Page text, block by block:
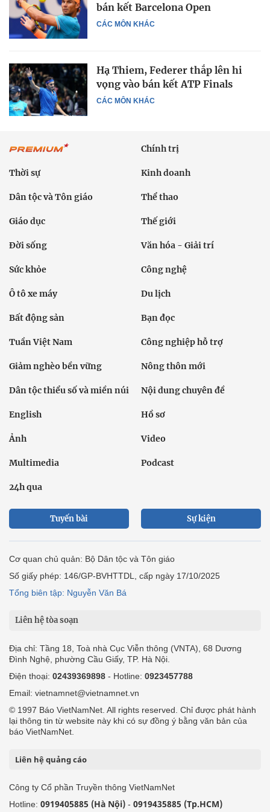
CÁC MÔN KHÁC
bán kết Barcelona Open
CÁC MÔN KHÁC
Hạ Thiem, Federer thắp lên hi
vọng vào bán kết ATP Finals
Chính trị
Thời sự Kinh doanh
Dân tộc và Tôn giáo Thể thao
Giáo dục Thế giới
Đời sống Văn hóa - Giải trí
Sức khỏe Công nghệ
Ô tô xe máy Du lịch
Bất động sản Bạn đọc
Tuần Việt Nam Công nghiệp hỗ trợ
Giảm nghèo bền vững Nông thôn mới
Dân tộc thiểu số và miền núi Nội dung chuyên đề
English Hồ sơ
Ảnh Video
Multimedia Podcast
24h qua
Tuyến bài Sự kiện
Cơ quan chủ quản: Bộ Dân tộc và Tôn giáo
Số giấy phép: 146/GP-BVHTTDL, cấp ngày 17/10/2025
Tổng biên tập: Nguyễn Văn Bá
Liên hệ tòa soạn
Địa chỉ: Tầng 18, Toà nhà Cục Viễn thông (VNTA), 68 Dương
Đình Nghệ, phường Cầu Giấy, TP. Hà Nội.
Điện thoại: 02439369898 - Hotline: 0923457788
Email: vietnamnet@vietnamnet.vn
© 1997 Báo VietNamNet. All rights reserved. Chỉ được phát hành
lại thông tin từ website này khi có sự đồng ý bằng văn bản của
báo VietNamNet.
Liên hệ quảng cáo
Công ty Cổ phần Truyền thông VietNamNet
Hotline: 0919405885 (Hà Nội) - 0919435885 (Tp.HCM)